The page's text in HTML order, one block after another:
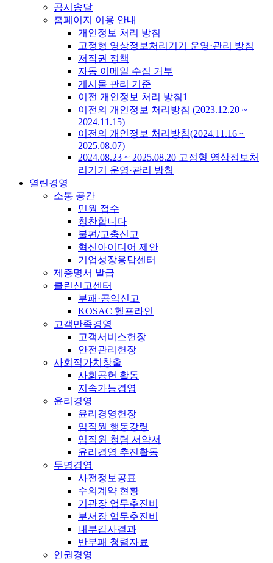
공시송달
홈페이지 이용 안내
개인정보 처리 방침
고정형 영상정보처리기기 운영·관리 방침
저작권 정책
자동 이메일 수집 거부
게시물 관리 기준
이전 개인정보 처리 방침1
이전의 개인정보 처리방침 (2023.12.20 ~
2024.11.15)
이전의 개인정보 처리방침(2024.11.16 ~
2025.08.07)
2024.08.23 ~ 2025.08.20 고정형 영상정보처
리기기 운영·관리 방침
열린경영
소통 공간
민원 접수
칭찬합니다
불편/고충신고
혁신아이디어 제안
기업성장응답센터
제증명서 발급
클린신고센터
부패·공익신고
KOSAC 헬프라인
고객만족경영
고객서비스헌장
안전관리헌장
사회적가치창출
사회공헌 활동
지속가능경영
윤리경영
윤리경영헌장
임직원 행동강령
임직원 청렴 서약서
윤리경영 추진활동
투명경영
사전정보공표
수의계약 현황
기관장 업무추진비
부서장 업무추진비
내부감사결과
반부패 청렴자료
인권경영